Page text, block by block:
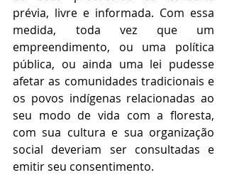
prévia, livre e informada. Com essa
medida, toda vez que um
empreendimento, ou uma política
pública, ou ainda uma lei pudesse
afetar as comunidades tradicionais e
os povos indígenas relacionadas ao
seu modo de vida com a floresta,
com sua cultura e sua organização
social deveriam ser consultadas e
emitir seu consentimento.